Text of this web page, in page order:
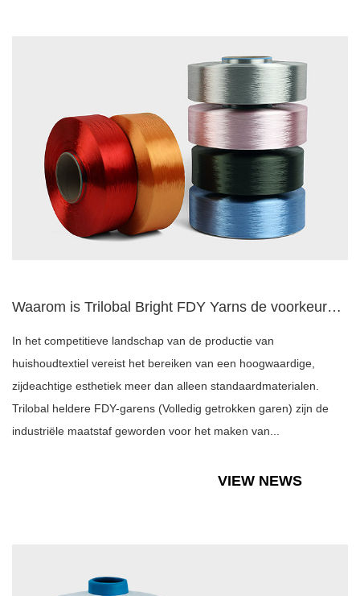
Waarom is Trilobal Bright FDY Yarns de voorkeurskeuze voor d...
In het competitieve landschap van de productie van
huishoudtextiel vereist het bereiken van een hoogwaardige,
zijdeachtige esthetiek meer dan alleen standaardmaterialen.
Trilobal heldere FDY-garens (Volledig getrokken garen) zijn de
industriële maatstaf geworden voor het maken van...
VIEW NEWS